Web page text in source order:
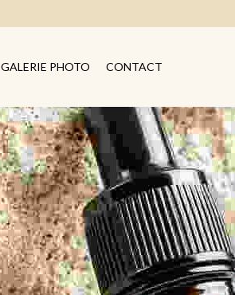
GALERIE PHOTO CONTACT